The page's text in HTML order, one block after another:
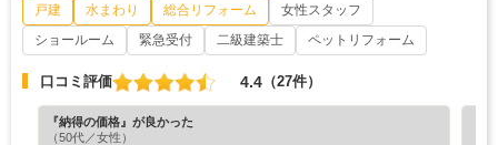
戸建 水まわり 総合リフォーム
女性スタッフ
ショールーム
緊急受付 二級建築士 ペットリフォーム
口コミ評価 4.4 （27件）
『納得の価格』が良かった
（50代／女性）